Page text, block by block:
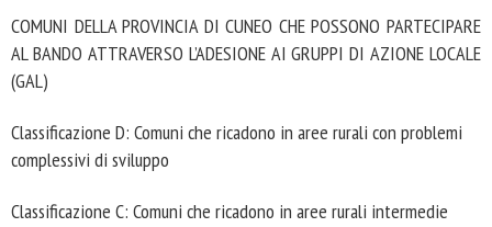
COMUNI DELLA PROVINCIA DI CUNEO CHE POSSONO PARTECIPARE
AL BANDO ATTRAVERSO L’ADESIONE AI GRUPPI DI AZIONE LOCALE
(GAL)
Classificazione D: Comuni che ricadono in aree rurali con problemi
complessivi di sviluppo
Classificazione C: Comuni che ricadono in aree rurali intermedie